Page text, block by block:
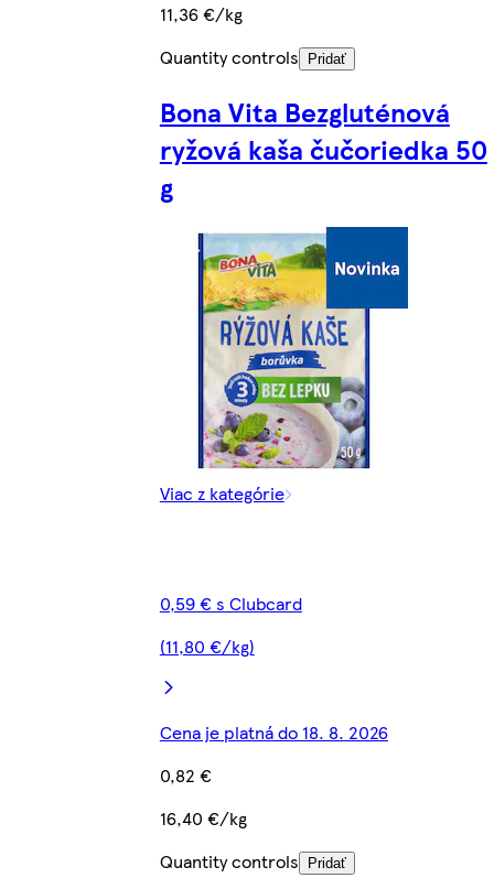
11,36 €/kg
Quantity controls
Pridať
Bona Vita Bezgluténová
ryžová kaša čučoriedka 50
g
Viac z kategórie
0,59 € s Clubcard
(11,80 €/kg)
Cena je platná do 18. 8. 2026
0,82 €
16,40 €/kg
Quantity controls
Pridať